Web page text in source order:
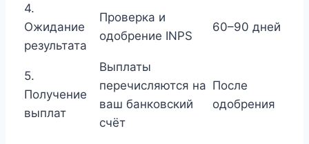
4.
Ожидание
результата
Проверка и
одобрение INPS
60–90 дней
5.
Получение
выплат
Выплаты
перечисляются на
ваш банковский
счёт
После
одобрения